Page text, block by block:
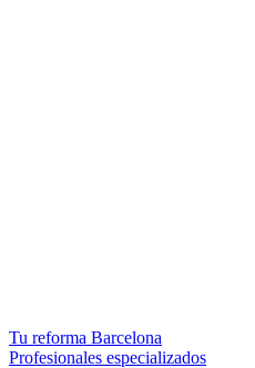
Tu reforma Barcelona
Profesionales especializados